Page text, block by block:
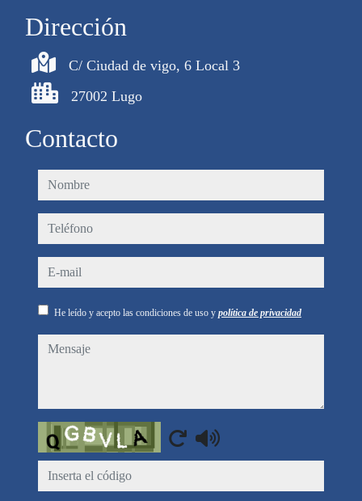
Dirección
C/ Ciudad de vigo, 6 Local 3
27002 Lugo
Contacto
nombre
teléfono
e-mail
He leído y acepto las condiciones de uso y política de privacidad
mensaje
Captcha